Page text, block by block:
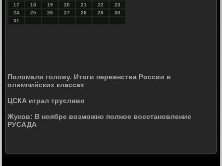
17
18 19 20 21 22
23
24
25 26 27 28 29
30
31
Поломали голову. Итоги первенства России в
олимпийских классах
ЦСКА играл трусливо
Жуков: В ноябре возможно полное восстановление
РУСАДА